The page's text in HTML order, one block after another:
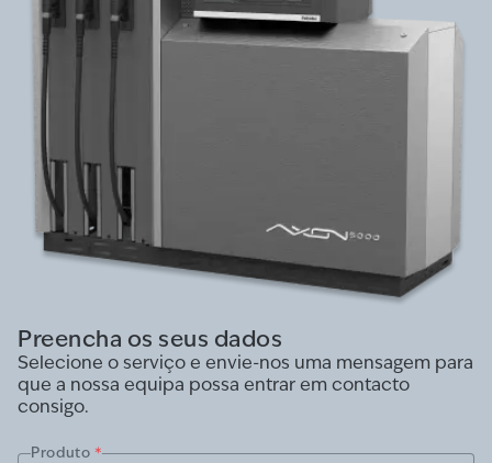
Preencha os seus dados
Selecione o serviço e envie-nos uma mensagem para
que a nossa equipa possa entrar em contacto
consigo.
Produto *